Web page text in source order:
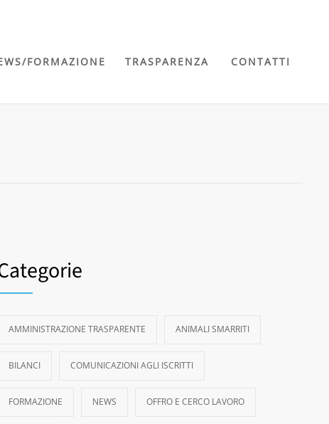
FORMAZIONE TRASPARENZA CONTATTI
AMMINISTRAZIONE TRASPARENTE ANIMALI SMARRITI
BILANCI COMUNICAZIONI AGLI ISCRITTI
FORMAZIONE NEWS OFFRO E CERCO LAVORO